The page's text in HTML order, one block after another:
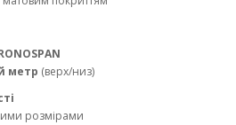
метр (верх/низ)
розмірами